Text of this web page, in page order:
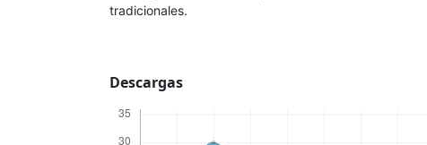
tradicionales.
Descargas